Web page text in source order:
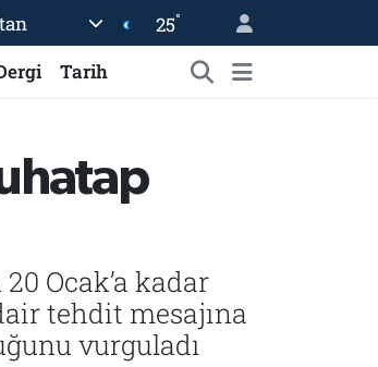
25°
Tarih
Ocak’a kadar
tehdit mesajına
vurguladı